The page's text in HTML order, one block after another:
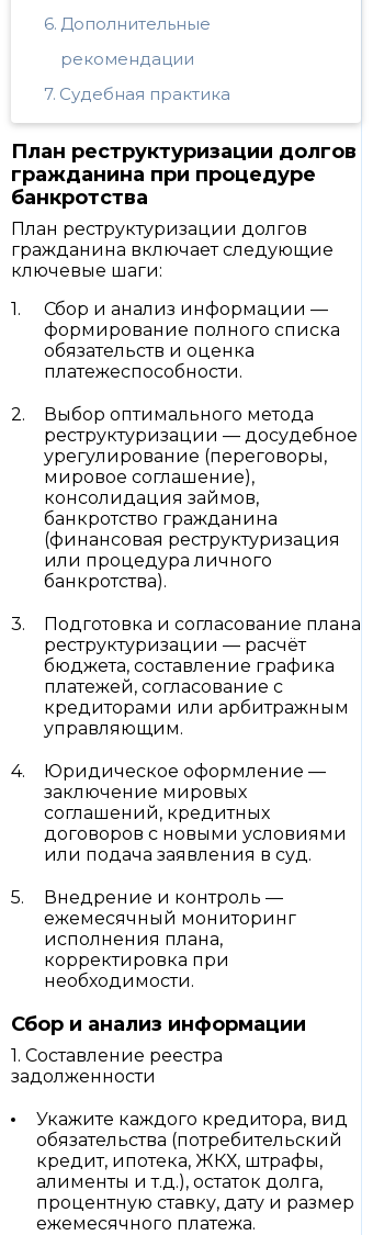
Дополнительные
рекомендации
Судебная практика
План реструктуризации долгов
гражданина при процедуре
банкротства
План реструктуризации долгов
гражданина включает следующие
ключевые шаги:
Сбор и анализ информации —
формирование полного списка
обязательств и оценка
платежеспособности.
Выбор оптимального метода
реструктуризации — досудебное
урегулирование (переговоры,
мировое соглашение),
консолидация займов,
банкротство гражданина
(финансовая реструктуризация
или процедура личного
банкротства).
Подготовка и согласование плана
реструктуризации — расчёт
бюджета, составление графика
платежей, согласование с
кредиторами или арбитражным
управляющим.
Юридическое оформление —
заключение мировых
соглашений, кредитных
договоров с новыми условиями
или подача заявления в суд.
Внедрение и контроль —
ежемесячный мониторинг
исполнения плана,
корректировка при
необходимости.
Сбор и анализ информации
1. Составление реестра
задолженности
Укажите каждого кредитора, вид
обязательства (потребительский
кредит, ипотека, ЖКХ, штрафы,
алименты и т.д.), остаток долга,
процентную ставку, дату и размер
ежемесячного платежа.